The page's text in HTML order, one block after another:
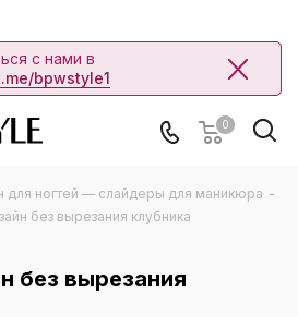
с нами в
bpwstyle1
0
для ногтей — слайдеры для маникюра -
без вырезания клубника
без вырезания